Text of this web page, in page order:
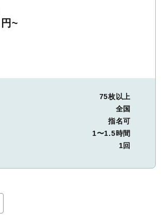
円~
75枚以上
全国
指名可
1〜1.5時間
1回